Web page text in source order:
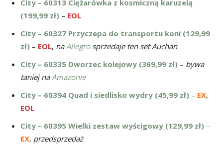
City – 60313 Ciężarówka z kosmiczną karuzelą
(199,99 zł) – EOL
City – 60327 Przyczepa do transportu koni (129,99
zł) – EOL, na Allegrosprzedaje ten set Auchan
City – 60335 Dworzec kolejowy (369,99 zł) – bywa
taniej na Amazonie
City – 60394 Quad i siedlisko wydry (45,99 zł) – EX,
EOL
City – 60395 Wielki zestaw wyścigowy (129,99 zł) –
EX, przedsprzedaż